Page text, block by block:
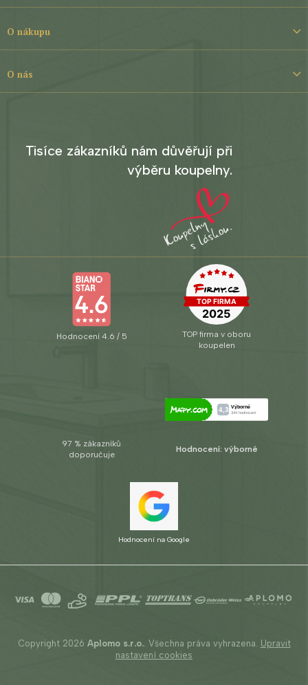
í
O nákupu
O nás
Tisíce zákazníků nám důvěřují při
výběru koupelny.
Hodnocení 4.6 / 5
TOP firma v oboru
koupelen
97 % zákazníků
doporučuje
Hodnocení: výborné
Hodnocení na Google
Copyright 2026 Aplomo s.r.o.. Všechna práva vyhrazena. Upravit
nastavení cookies